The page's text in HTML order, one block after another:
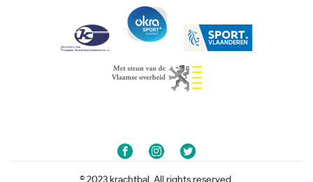
© 2023 krachtbal. All rights reserved.